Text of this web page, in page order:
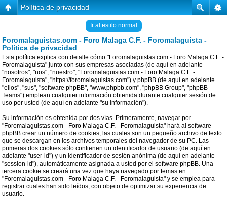
Política de privacidad
Ir al estilo normal
Foromalaguistas.com - Foro Malaga C.F. - Foromalaguista -
Política de privacidad
Esta política explica con detalle cómo "Foromalaguistas.com - Foro Malaga C.F. -
Foromalaguista" junto con sus empresas asociadas (de aquí en adelante
"nosotros", "nos", "nuestro", "Foromalaguistas.com - Foro Malaga C.F. -
Foromalaguista", "https://foromalaguistas.com") y phpBB (de aquí en adelante
"ellos", "sus", "software phpBB", "www.phpbb.com", "phpBB Group", "phpBB
Teams") emplean cualquier información obtenida durante cualquier sesión de
uso por usted (de aquí en adelante "su información").
Su información es obtenida por dos vías. Primeramente, navegar por
"Foromalaguistas.com - Foro Malaga C.F. - Foromalaguista" hará al software
phpBB crear un número de cookies, las cuales son un pequeño archivo de texto
que se descargan en los archivos temporales del navegador de su PC. Las
primeras dos cookies sólo contienen un identificador de usuario (de aquí en
adelante "user-id") y un identificador de sesión anónima (de aquí en adelante
"session-id"), automáticamente asignada a usted por el software phpBB. Una
tercera cookie se creará una vez que haya navegado por temas en
"Foromalaguistas.com - Foro Malaga C.F. - Foromalaguista" y se emplea para
registrar cuales han sido leídos, con objeto de optimizar su experiencia de
usuario.